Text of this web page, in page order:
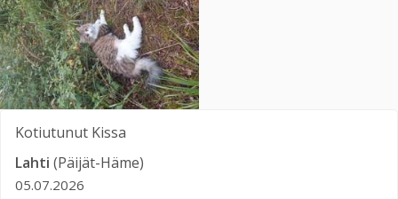
Kotiutunut Kissa
Lahti (Päijät-Häme)
05.07.2026